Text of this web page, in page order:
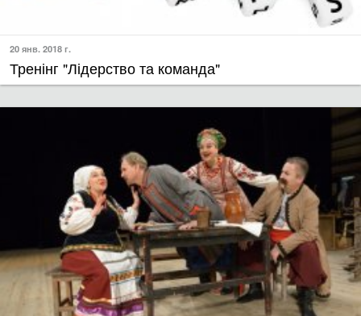
20 янв. 2018 г.
Тренінг "Лідерство та команда"